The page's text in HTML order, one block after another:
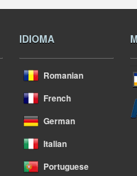
IDIOMA
Romanian
French
German
Italian
Portuguese